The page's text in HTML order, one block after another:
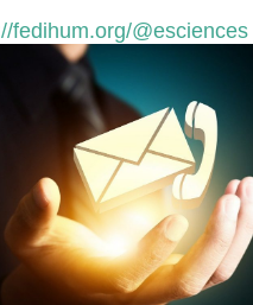
fedihum.org/@esciences